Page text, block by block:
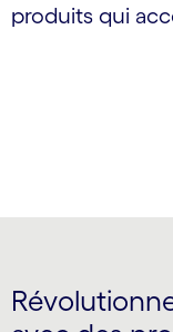
produits qui